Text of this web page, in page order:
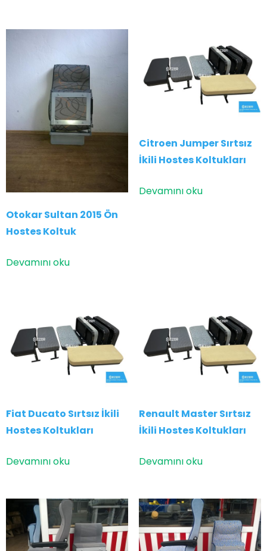
Otokar Sultan 2015 Ön
Hostes Koltuk
Devamını oku
Citroen Jumper Sırtsız
İkili Hostes Koltukları
Devamını oku
Fiat Ducato Sırtsız İkili
Hostes Koltukları
Devamını oku
Renault Master Sırtsız
İkili Hostes Koltukları
Devamını oku